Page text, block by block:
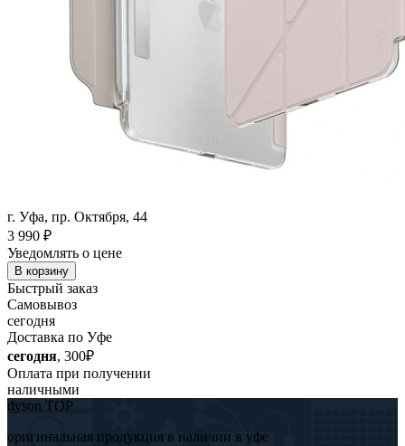
г. Уфа, пр. Октября, 44
3 990 ₽
Уведомлять о цене
В корзину
Быстрый заказ
Самовывоз
сегодня
Доставка по Уфе
сегодня, 300₽
Оплата при получении
наличными
dyson TOP
оригинальная продукция в наличии в уфе